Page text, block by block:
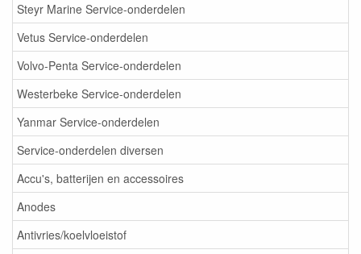
Steyr Marine Service-onderdelen
Vetus Service-onderdelen
Volvo-Penta Service-onderdelen
Westerbeke Service-onderdelen
Yanmar Service-onderdelen
Service-onderdelen diversen
Accu's, batterijen en accessoires
Anodes
Antivries/koelvloeistof